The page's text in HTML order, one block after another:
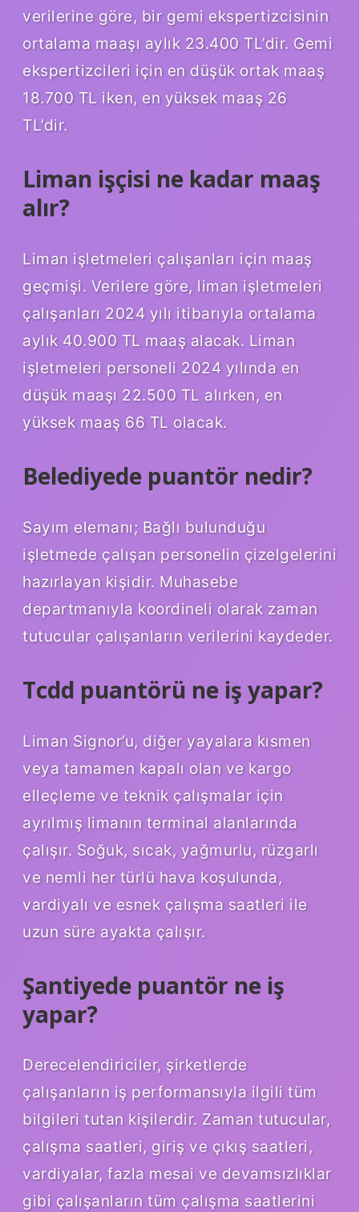
verilerine göre, bir gemi ekspertizcisinin
ortalama maaşı aylık 23.400 TL’dir. Gemi
ekspertizcileri için en düşük ortak maaş
18.700 TL iken, en yüksek maaş 26
TL’dir.
Liman işçisi ne kadar maaş
alır?
Liman işletmeleri çalışanları için maaş
geçmişi. Verilere göre, liman işletmeleri
çalışanları 2024 yılı itibarıyla ortalama
aylık 40.900 TL maaş alacak. Liman
işletmeleri personeli 2024 yılında en
düşük maaşı 22.500 TL alırken, en
yüksek maaş 66 TL olacak.
Belediyede puantör nedir?
Sayım elemanı; Bağlı bulunduğu
işletmede çalışan personelin çizelgelerini
hazırlayan kişidir. Muhasebe
departmanıyla koordineli olarak zaman
tutucular çalışanların verilerini kaydeder.
Tcdd puantörü ne iş yapar?
Liman Signor’u, diğer yayalara kısmen
veya tamamen kapalı olan ve kargo
elleçleme ve teknik çalışmalar için
ayrılmış limanın terminal alanlarında
çalışır. Soğuk, sıcak, yağmurlu, rüzgarlı
ve nemli her türlü hava koşulunda,
vardiyalı ve esnek çalışma saatleri ile
uzun süre ayakta çalışır.
Şantiyede puantör ne iş
yapar?
Derecelendiriciler, şirketlerde
çalışanların iş performansıyla ilgili tüm
bilgileri tutan kişilerdir. Zaman tutucular,
çalışma saatleri, giriş ve çıkış saatleri,
vardiyalar, fazla mesai ve devamsızlıklar
gibi çalışanların tüm çalışma saatlerini